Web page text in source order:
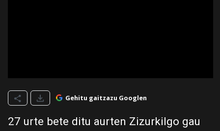
Gehitu gaitzazu Googlen
27 urte bete ditu aurten Zizurkilgo gau